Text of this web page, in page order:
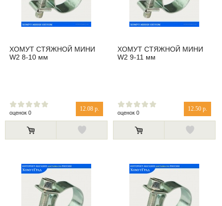
ХОМУТ СТЯЖНОЙ МИНИ
W2 8-10 мм
12.08 р.
оценок 0
ХОМУТ СТЯЖНОЙ МИНИ
W2 9-11 мм
12.50 р.
оценок 0